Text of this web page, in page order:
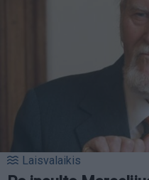
Laisvalaikis